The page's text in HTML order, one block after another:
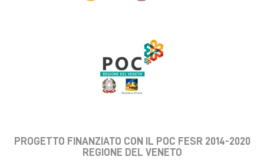
PROGETTO FINANZIATO CON IL POC FESR 2014-2020
REGIONE DEL VENETO